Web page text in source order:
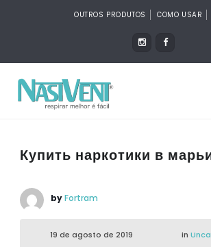
OUTROS PRODUTOS COMO USAR
Купить наркотики в
byFortram
19 de agosto de 2019 in